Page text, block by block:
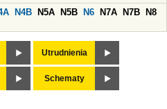
N4B N5A N5B N6 N7A N7B
N8
Utrudnienia
Schematy